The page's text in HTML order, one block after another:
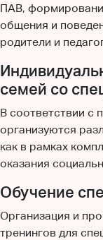
ПАВ,
общения и
родители и
семей со
В соответствии с
организуются
как в рамках
оказания
Обучение
Организация и
тренингов для